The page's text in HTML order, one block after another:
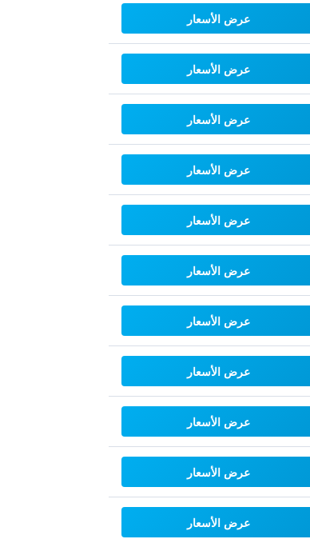
عرض الأسعار
عرض الأسعار
عرض الأسعار
عرض الأسعار
عرض الأسعار
عرض الأسعار
عرض الأسعار
عرض الأسعار
عرض الأسعار
عرض الأسعار
عرض الأسعار